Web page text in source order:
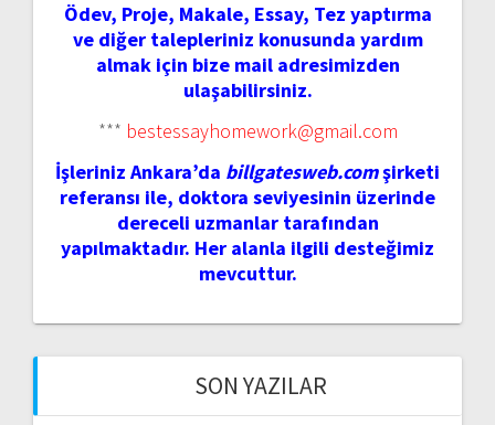
Ödev, Proje, Makale, Essay, Tez yaptırma
ve diğer talepleriniz konusunda yardım
almak için bize mail adresimizden
ulaşabilirsiniz.
*** bestessayhomework@gmail.com
İşleriniz Ankara’da billgatesweb.comşirketi
referansı ile, doktora seviyesinin üzerinde
dereceli uzmanlar tarafından
yapılmaktadır. Her alanla ilgili desteğimiz
mevcuttur.
SON YAZILAR